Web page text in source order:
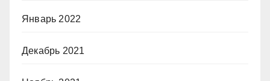
Январь 2022
Декабрь 2021